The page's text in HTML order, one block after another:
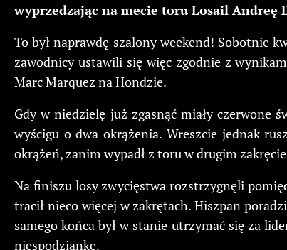
wyprzedzając na mecie toru Losail Andreę
To był naprawdę szalony weekend! Sobotnie
zawodnicy ustawili się więc zgodnie z
Marc Marquez na Hondzie.
Gdy w niedzielę już zgasnąć miały czerwone
wyścigu o dwa okrążenia. Wreszcie jednak
okrążeń, zanim wypadł z toru w drugim
Na finiszu losy zwycięstwa rozstrzygnęli
tracił nieco więcej w zakrętach. Hiszpan
samego końca był w stanie utrzymać się za
niespodziankę.